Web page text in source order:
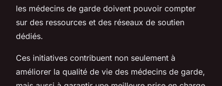
les médecins de garde doivent pouvoir compter
sur des ressources et des réseaux de soutien
dédiés.
Ces initiatives contribuent non seulement à
améliorer la qualité de vie des médecins de garde,